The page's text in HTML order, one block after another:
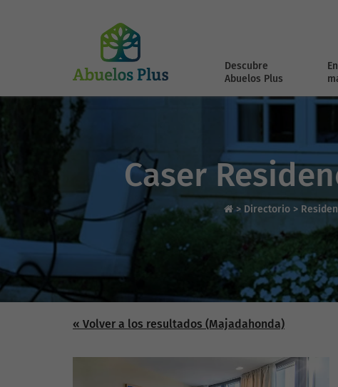
Descubre
Abuelos Plus
Caser
> Directorio >
« Volver a los resultados (Majadahonda)